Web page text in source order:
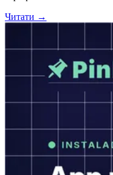
Читати →